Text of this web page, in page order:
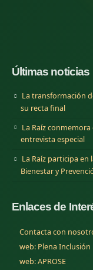
Últimas noticias
La transformación
su recta final
La Raíz
entrevista especial
La Raíz participa en
Bienestar y
Enlaces de
Contacta con
web: Plena Inclusión
web: APROSE(se